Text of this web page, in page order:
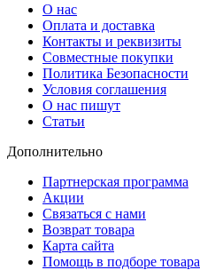
О нас
Оплата и доставка
Контакты и реквизиты
Совместные покупки
Политика Безопасности
Условия соглашения
О нас пишут
Статьи
Дополнительно
Партнерская программа
Акции
Связаться с нами
Возврат товара
Карта сайта
Помощь в подборе товара